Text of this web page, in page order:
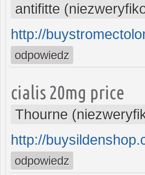
antifitte
http://
odpowiedz
cialis 20mg price
Thourne
http://
odpowiedz